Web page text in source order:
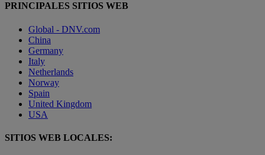
PRINCIPALES SITIOS WEB
Global - DNV.com
China
Germany
Italy
Netherlands
Norway
Spain
United Kingdom
USA
SITIOS WEB LOCALES: